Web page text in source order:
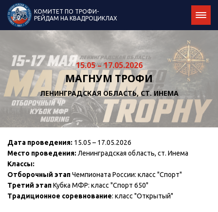
КОМИТЕТ ПО ТРОФИ-
РЕЙДАМ НА КВАДРОЦИКЛАХ
15.05 – 17.05.2026
МАГНУМ ТРОФИ
ЛЕНИНГРАДСКАЯ ОБЛАСТЬ, СТ. ИНЕМА
Дата проведения: 15.05 – 17.05.2026
Место проведения: Ленинградская область, ст. Инема
Классы:
Отборочный этапЧемпионата России: класс "Спорт"
Третий этапКубка МФР: класс "Спорт 650"
Традиционное соревнование: класс "Открытый"